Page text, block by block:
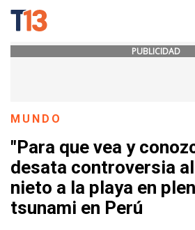
PUBLICIDAD
MUNDO
"Para que vea y
desata controversia
nieto a la playa en
tsunami en Perú